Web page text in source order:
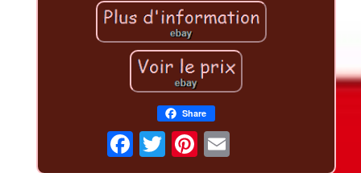
Share